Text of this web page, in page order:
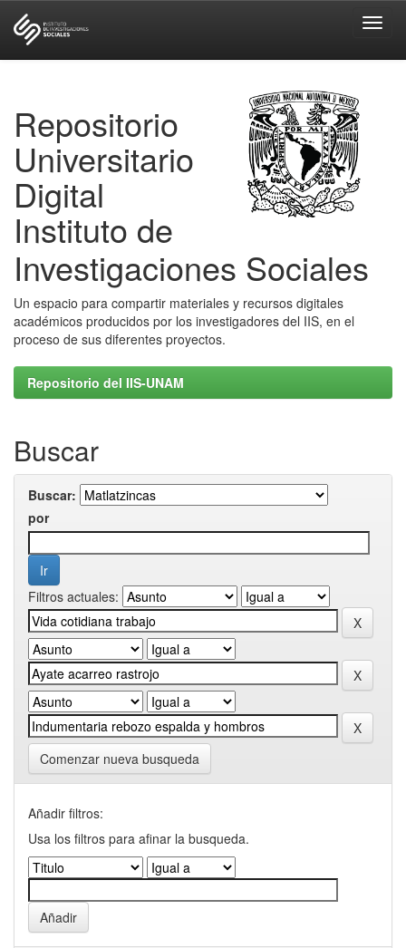
Repositorio
Universitario
Digital
Instituto de
Investigaciones Sociales
Un espacio para compartir materiales y recursos digitales
académicos producidos por los investigadores del IIS, en el
proceso de sus diferentes proyectos.
Repositorio del IIS-UNAM
Buscar
Buscar:
por
Filtros actuales:
Comenzar nueva busqueda
Añadir filtros:
Usa los filtros para afinar la busqueda.